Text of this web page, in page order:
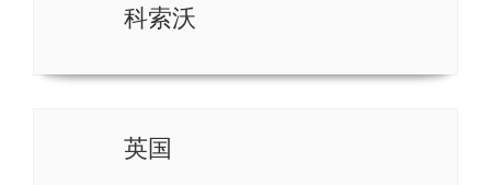
科索沃
英国